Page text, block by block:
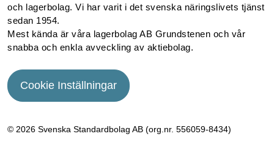
och lagerbolag. Vi har varit i det svenska näringslivets tjänst
sedan 1954.
Mest kända är våra lagerbolag AB Grundstenen och vår
snabba och enkla avveckling av aktiebolag.
Cookie Inställningar
© 2026 Svenska Standardbolag AB (org.nr. 556059­-8434)